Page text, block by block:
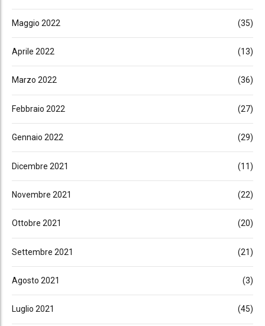
Maggio 2022 (35)
Aprile 2022 (13)
Marzo 2022 (36)
Febbraio 2022 (27)
Gennaio 2022 (29)
Dicembre 2021 (11)
Novembre 2021 (22)
Ottobre 2021 (20)
Settembre 2021 (21)
Agosto 2021 (3)
Luglio 2021 (45)